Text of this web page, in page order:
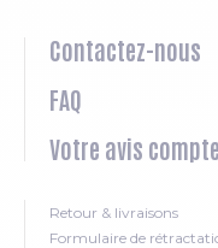
Contactez-nous
FAQ
Votre avis compte
Retour & livraisons
Formulaire de